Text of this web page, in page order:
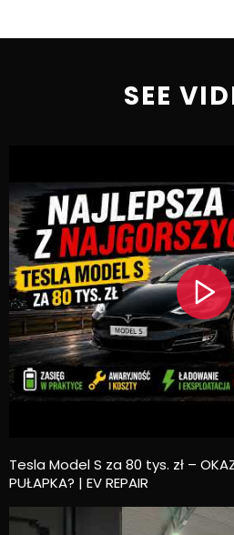
SEE
Tesla Model S za 80 tys. zł –
PUŁAPKA? | EV REPAIR